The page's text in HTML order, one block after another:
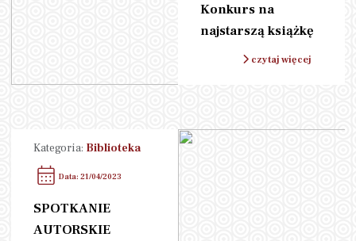
Konkurs na
najstarszą książkę
czytaj więcej
Kategoria: Biblioteka
Data: 21/04/2023
SPOTKANIE
AUTORSKIE